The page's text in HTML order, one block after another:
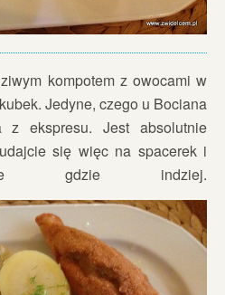
kompotem z owocami w
Jedyne, czego u Bociana
ekspresu. Jest absolutnie
się więc na spacerek i
gdzie indziej.